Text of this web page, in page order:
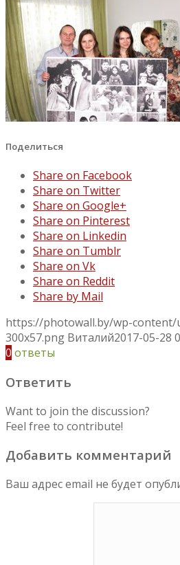
Поделиться
Share on Facebook
Share on Twitter
Share on Google+
Share on Pinterest
Share on Linkedin
Share on Tumblr
Share on Vk
Share on Reddit
Share by Mail
https://photowall.by/wp-content/
300x57.png Виталий2017-05-28
0 ответы
Ответить
Want to join the discussion?
Feel free to contribute!
Добавить комментарий
Ваш адрес email не будет